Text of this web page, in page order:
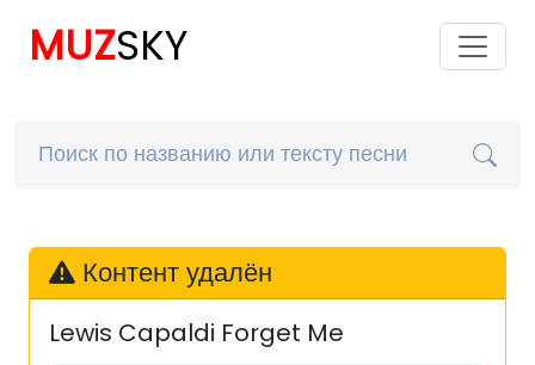
MUZSKY
Контент удалён
Lewis Capaldi Forget Me